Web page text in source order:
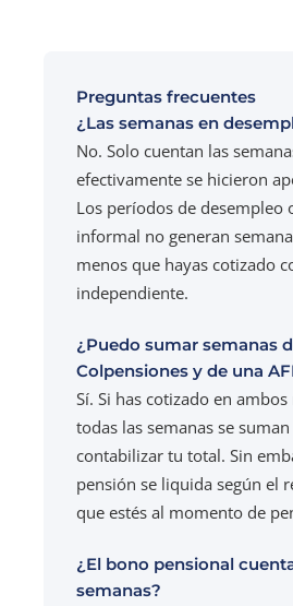
Preguntas frecuentes
¿Las semanas en
No. Solo cuentan las
efectivamente se hicieron
Los períodos de desempleo
informal no generan
menos que hayas cotizado
independiente.
¿Puedo sumar semanas
Colpensiones y de una
Sí. Si has cotizado en
todas las semanas se
contabilizar tu total. Sin
pensión se liquida según el
que estés al momento de
¿El bono pensional
semanas?